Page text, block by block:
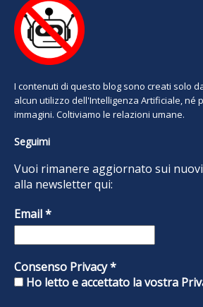
I contenuti di questo blog sono creati solo
alcun utilizzo dell'Intelligenza Artificiale, né
immagini. Coltiviamo le relazioni umane.
Seguimi
Vuoi rimanere aggiornato sui
alla newsletter qui:
Email*
Consenso Privacy*
Ho letto e accettato la vostra